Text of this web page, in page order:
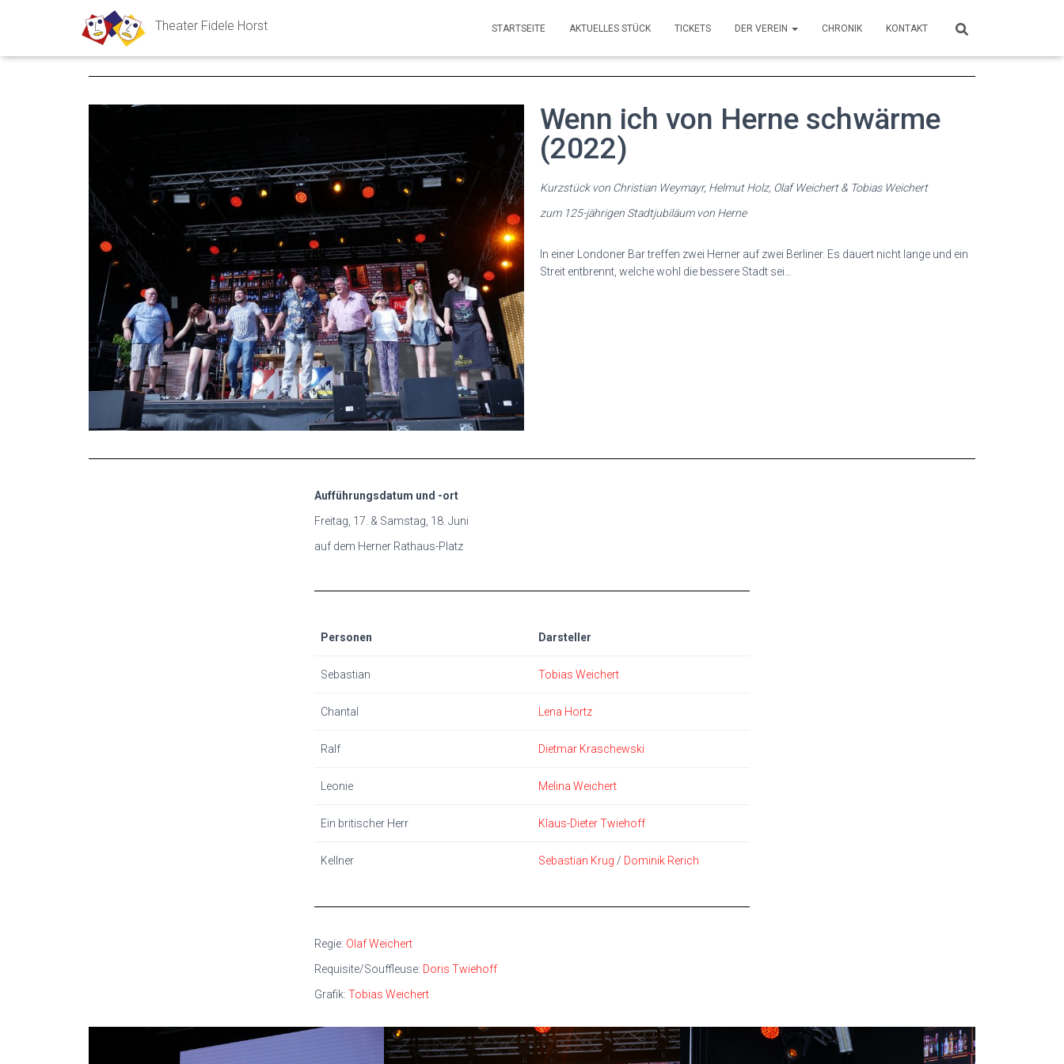
Theater Fidele Horst STARTSEITE AKTUELLES STÜCK TICKETS DER VEREIN CHRONIK KONTAKT
Wenn ich von Herne schwärme
(2022)
Kurzstück von Christian Weymayr, Helmut Holz, Olaf Weichert & Tobias Weichert
zum 125-jährigen Stadtjubiläum von Herne
In einer Londoner Bar treffen zwei Herner auf zwei Berliner. Es dauert nicht lange und ein
Streit entbrennt, welche wohl die bessere Stadt sei…
Aufführungsdatum und -ort
Freitag, 17. & Samstag, 18. Juni
auf dem Herner Rathaus-Platz
Personen Darsteller
Sebastian Tobias Weichert
Chantal Lena Hortz
Ralf Dietmar Kraschewski
Leonie Melina Weichert
Ein britischer Herr Klaus-Dieter Twiehoff
Kellner Sebastian Krug / Dominik Rerich
Regie: Olaf Weichert
Requisite/Souffleuse: Doris Twiehoff
Grafik: Tobias Weichert